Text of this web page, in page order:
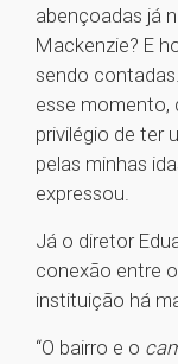
abençoadas já
Mackenzie? E
sendo
esse momento,
privilégio de ter
pelas minhas
expressou.
Já o diretor
conexão entre
instituição há
“O bairro e o